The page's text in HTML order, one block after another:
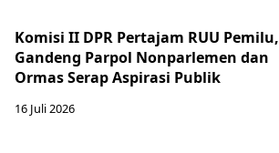
Komisi II DPR Pertajam RUU Pemilu,
Gandeng Parpol Nonparlemen dan
Ormas Serap Aspirasi Publik
16 Juli 2026